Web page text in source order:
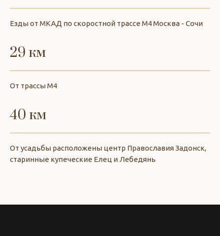
Езды от МКАД по скоростной трассе М4 Москва - Сочи
29 км
От трассы М4
40 км
От усадьбы расположены центр Православия Задонск,
старинные купеческие Елец и Лебедянь